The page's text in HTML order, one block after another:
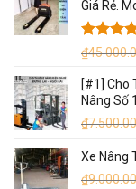
Giá Rẻ.
Được
5 sao
₫
[#1] Cho
Nâng Số
₫
Xe Nâng
₫